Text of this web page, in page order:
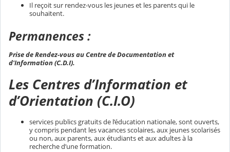
Il reçoit sur rendez-vous les jeunes et les parents qui le
souhaitent.
Permanences :
Prise de Rendez-vous au Centre de Documentation et
d'Information (C.D.I).
Les Centres d’Information et
d’Orientation (C.I.O)
services publics gratuits de l’éducation nationale, sont ouverts,
y compris pendant les vacances scolaires, aux jeunes scolarisés
ou non, aux parents, aux étudiants et aux adultes à la
recherche d’une formation.